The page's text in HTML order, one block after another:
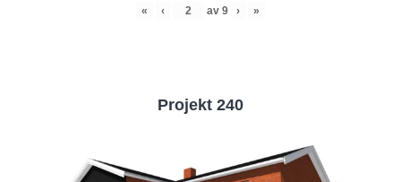
« ‹ av 9 › »
Projekt 240